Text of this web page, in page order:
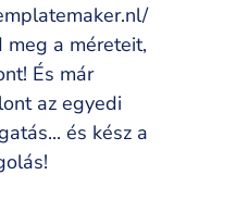
meg a méreteit,
És már
az egyedi
és kész a